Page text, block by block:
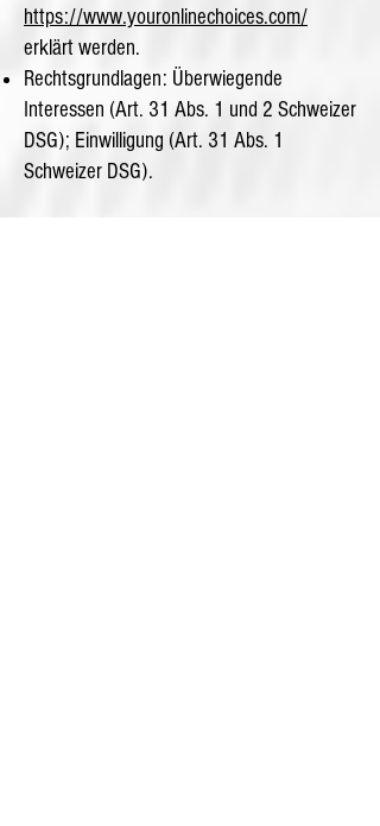
https://www.youronlinechoices.com/
erklärt werden.
Rechtsgrundlagen: Überwiegende
Interessen (Art. 31 Abs. 1 und 2 Schweizer
DSG); Einwilligung (Art. 31 Abs. 1
Schweizer DSG).